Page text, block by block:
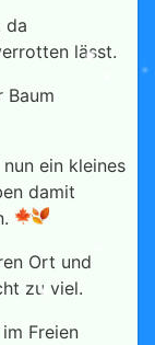
da
lässt.
Baum
ein kleines
damit
Ort und
zu viel.
Freien